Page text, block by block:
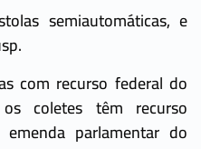
semiautomáticas, e
com recurso federal do
coletes têm recurso
parlamentar do